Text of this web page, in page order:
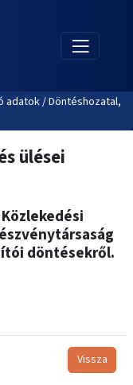
/ Döntéshozatal,
ülései
döntésekről.
Vissza